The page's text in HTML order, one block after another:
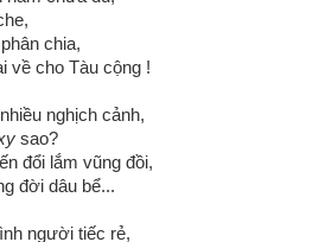
chia,
về cho Tàu cộng !
nghịch cảnh,
sao?
đổi lắm vũng đồi,
đời dâu bể...
người tiếc rẻ,